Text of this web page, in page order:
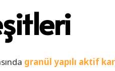
granül yapılı aktif